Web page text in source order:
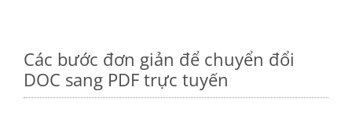
Các bước đơn giản để chuyển đổi
DOC sang PDF trực tuyến